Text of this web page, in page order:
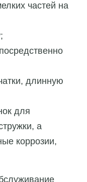
частей на
длинную
для
а
коррозии,